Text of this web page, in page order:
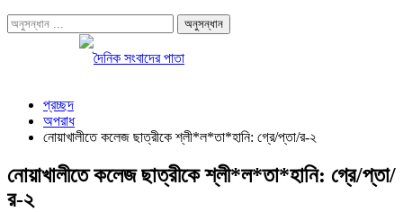
প্রচ্ছদ
অপরাধ
নোয়াখালীতে কলেজ ছাত্রীকে শ্লী*ল*তা*হানি: গ্রে/প্তা/র-২
নোয়াখালীতে কলেজ ছাত্রীকে শ্লী*ল*তা*হানি: গ্রে/প্তা/
র-২